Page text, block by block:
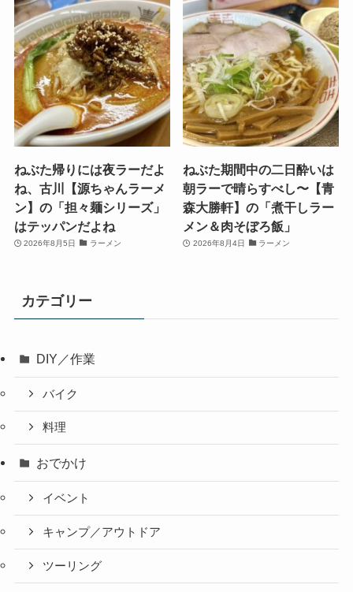
ねぶた帰りには夜ラーだよ
ね、古川【源ちゃんラーメ
ン】の「担々麺シリーズ」
はテッパンだよね
2026年8月5日 ラーメン
ねぶた期間中の二日酔いは
朝ラーで晴らすべし〜【青
森大勝軒】の「煮干しラー
メン＆肉そぼろ飯」
2026年8月4日 ラーメン
カテゴリー
DIY／作業
バイク
料理
おでかけ
イベント
キャンプ／アウトドア
ツーリング